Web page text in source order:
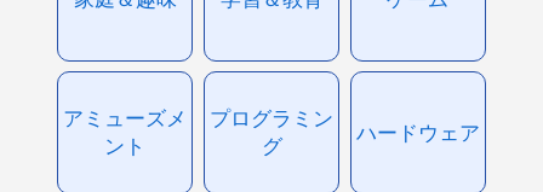
アミューズメ
ント
プログラミン
グ
ハードウェア